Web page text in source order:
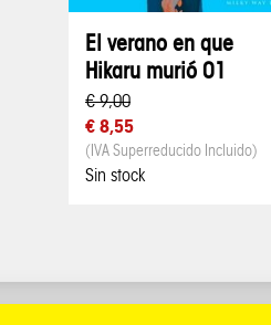
El verano en que
Hikaru murió 01
€ 9,00
€ 8,55
(IVA Superreducido Incluido)
Sin stock